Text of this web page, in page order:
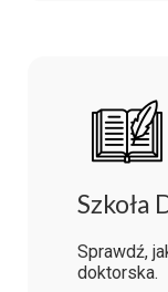
Szkoła
Sprawdź,
doktorska.